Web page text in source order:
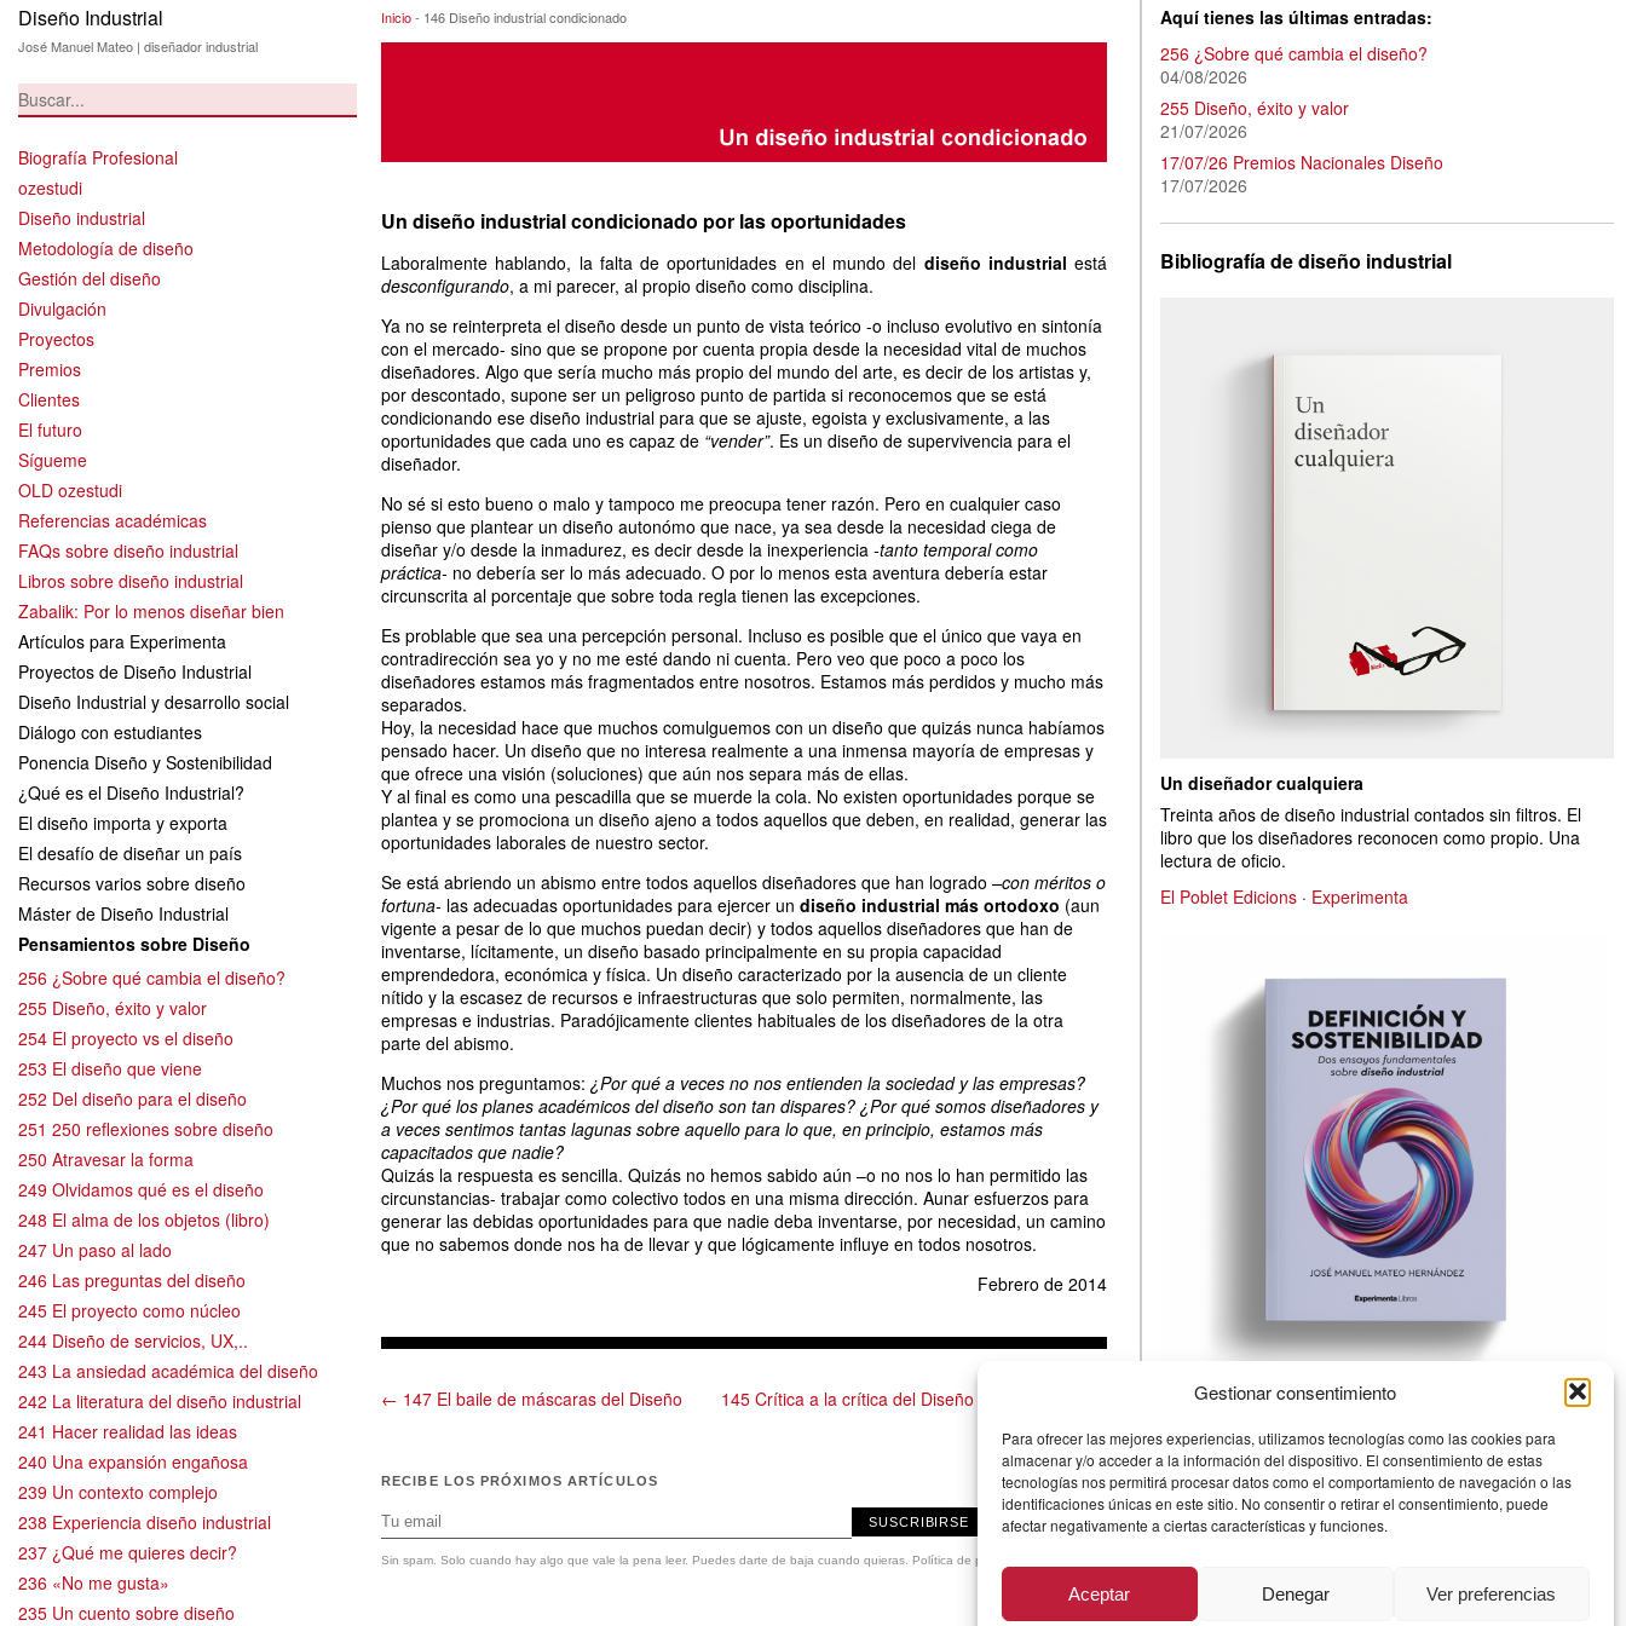
Gestionar consentimiento
Para ofrecer las mejores experiencias, utilizamos tecnologías como las cookies para
almacenar y/o acceder a la información del dispositivo. El consentimiento de estas
tecnologías nos permitirá procesar datos como el comportamiento de navegación o las
identificaciones únicas en este sitio. No consentir o retirar el consentimiento, puede
afectar negativamente a ciertas características y funciones.
Aceptar Denegar Ver preferencias
Diseño Industrial
José Manuel Mateo | diseñador industrial
Biografía Profesional
ozestudi
Diseño industrial
Metodología de diseño
Gestión del diseño
Divulgación
Proyectos
Premios
Clientes
El futuro
Sígueme
OLD ozestudi
Referencias académicas
FAQs sobre diseño industrial
Libros sobre diseño industrial
Zabalik: Por lo menos diseñar bien
Artículos para Experimenta
Proyectos de Diseño Industrial
Diseño Industrial y desarrollo social
Diálogo con estudiantes
Ponencia Diseño y Sostenibilidad
¿Qué es el Diseño Industrial?
El diseño importa y exporta
El desafío de diseñar un país
Recursos varios sobre diseño
Máster de Diseño Industrial
Pensamientos sobre Diseño
256 ¿Sobre qué cambia el diseño?
255 Diseño, éxito y valor
254 El proyecto vs el diseño
253 El diseño que viene
252 Del diseño para el diseño
251 250 reflexiones sobre diseño
250 Atravesar la forma
249 Olvidamos qué es el diseño
248 El alma de los objetos (libro)
247 Un paso al lado
246 Las preguntas del diseño
245 El proyecto como núcleo
244 Diseño de servicios, UX,..
243 La ansiedad académica del diseño
242 La literatura del diseño industrial
241 Hacer realidad las ideas
240 Una expansión engañosa
239 Un contexto complejo
238 Experiencia diseño industrial
237 ¿Qué me quieres decir?
236 «No me gusta»
235 Un cuento sobre diseño
146 Diseño industrial condicionado
Inicio- 146 Diseño industrial condicionado
Un diseño industrial condicionado por las oportunidades
Laboralmente hablando, la falta de oportunidades en el mundo del diseño industrial está
desconfigurando, a mi parecer, al propio diseño como disciplina.
Ya no se reinterpreta el diseño desde un punto de vista teórico -o incluso evolutivo en sintonía
con el mercado- sino que se propone por cuenta propia desde la necesidad vital de muchos
diseñadores. Algo que sería mucho más propio del mundo del arte, es decir de los artistas y,
por descontado, supone ser un peligroso punto de partida si reconocemos que se está
condicionando ese diseño industrial para que se ajuste, egoista y exclusivamente, a las
oportunidades que cada uno es capaz de “vender”. Es un diseño de supervivencia para el
diseñador.
No sé si esto bueno o malo y tampoco me preocupa tener razón. Pero en cualquier caso
pienso que plantear un diseño autonómo que nace, ya sea desde la necesidad ciega de
diseñar y/o desde la inmadurez, es decir desde la inexperiencia -tanto temporal como
práctica- no debería ser lo más adecuado. O por lo menos esta aventura debería estar
circunscrita al porcentaje que sobre toda regla tienen las excepciones.
Es problable que sea una percepción personal. Incluso es posible que el único que vaya en
contradirección sea yo y no me esté dando ni cuenta. Pero veo que poco a poco los
diseñadores estamos más fragmentados entre nosotros. Estamos más perdidos y mucho más
separados.
Hoy, la necesidad hace que muchos comulguemos con un diseño que quizás nunca habíamos
pensado hacer. Un diseño que no interesa realmente a una inmensa mayoría de empresas y
que ofrece una visión (soluciones) que aún nos separa más de ellas.
Y al final es como una pescadilla que se muerde la cola. No existen oportunidades porque se
plantea y se promociona un diseño ajeno a todos aquellos que deben, en realidad, generar las
oportunidades laborales de nuestro sector.
Se está abriendo un abismo entre todos aquellos diseñadores que han logrado –con méritos o
fortuna- las adecuadas oportunidades para ejercer un diseño industrial más ortodoxo (aun
vigente a pesar de lo que muchos puedan decir) y todos aquellos diseñadores que han de
inventarse, lícitamente, un diseño basado principalmente en su propia capacidad
emprendedora, económica y física. Un diseño caracterizado por la ausencia de un cliente
nítido y la escasez de recursos e infraestructuras que solo permiten, normalmente, las
empresas e industrias. Paradójicamente clientes habituales de los diseñadores de la otra
parte del abismo.
Muchos nos preguntamos: ¿Por qué a veces no nos entienden la sociedad y las empresas?
¿Por qué los planes académicos del diseño son tan dispares? ¿Por qué somos diseñadores y
a veces sentimos tantas lagunas sobre aquello para lo que, en principio, estamos más
capacitados que nadie?
Quizás la respuesta es sencilla. Quizás no hemos sabido aún –o no nos lo han permitido las
circunstancias- trabajar como colectivo todos en una misma dirección. Aunar esfuerzos para
generar las debidas oportunidades para que nadie deba inventarse, por necesidad, un camino
que no sabemos donde nos ha de llevar y que lógicamente influye en todos nosotros.
Febrero de 2014
← 147 El baile de máscaras del Diseño 145 Crítica a la crítica del Diseño →
RECIBE LOS PRÓXIMOS ARTÍCULOS
SUSCRIBIRSE
Sin spam. Solo cuando hay algo que vale la pena leer. Puedes darte de baja cuando quieras. Política de privacidad
Aquí tienes las últimas entradas:
256 ¿Sobre qué cambia el diseño?
04/08/2026
255 Diseño, éxito y valor
21/07/2026
17/07/26 Premios Nacionales Diseño
17/07/2026
Bibliografía de diseño industrial
Un diseñador cualquiera
Treinta años de diseño industrial contados sin filtros. El
libro que los diseñadores reconocen como propio. Una
lectura de oficio.
El Poblet Edicions · Experimenta
Una reflexión comprometida sobre los pilares esenciales
del diseño industrial contemporáneo: la necesidad de una
definición rigurosa y la sostenibilidad como principio íntimo
e inherente al acto de diseñar.